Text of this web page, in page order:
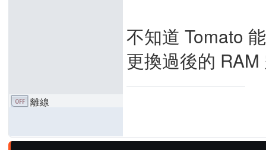
不知道 Tomato
更換過後的
離線